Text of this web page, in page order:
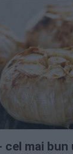
cel mai